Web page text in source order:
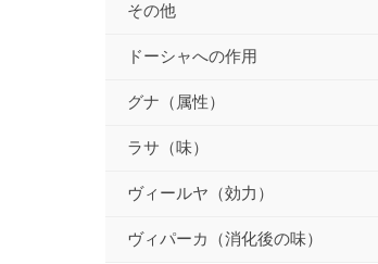
その他
ドーシャへの作用
グナ（属性）
ラサ（味）
ヴィールヤ（効力）
ヴィパーカ（消化後の味）